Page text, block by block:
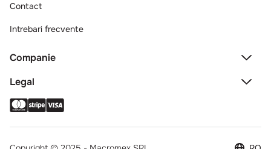
Contact
Intrebari frecvente
Companie
Legal